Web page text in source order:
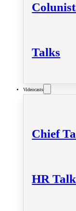
Talks
Videocasts
Chief
HR